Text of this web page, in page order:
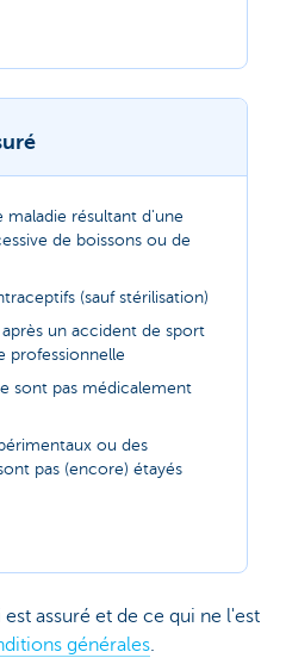
maladie résultant d'une
de boissons ou de
(sauf stérilisation)
après un accident de sport
professionnelle
sont pas médicalement
ou des
pas (encore) étayés
assuré et de ce qui ne l'est
générales.